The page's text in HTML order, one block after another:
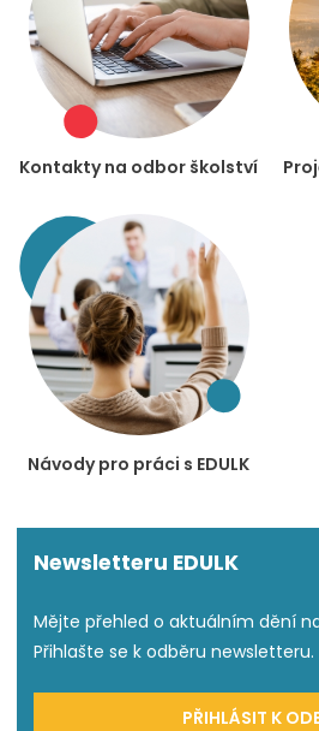
Kontakty na odbor školství
Návody pro práci s EDULK
Newsletteru EDULK
Mějte přehled o aktuálním dění na
Přihlašte se k odběru newsletteru.
PŘIHLÁSIT K